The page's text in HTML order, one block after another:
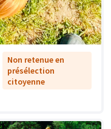
Non retenue en
présélection
citoyenne